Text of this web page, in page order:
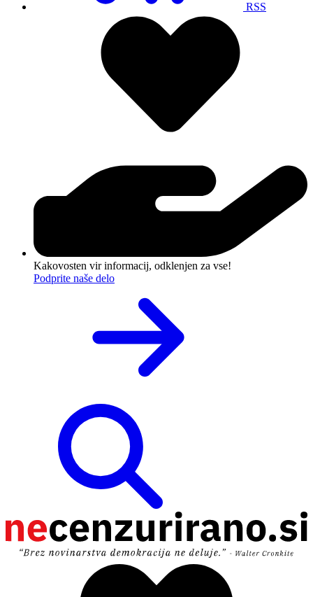
RSS
Kakovosten vir informacij, odklenjen za vse!
Podprite naše delo